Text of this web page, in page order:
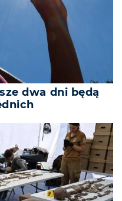
dwa dni będą